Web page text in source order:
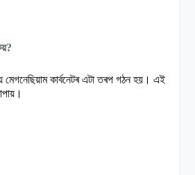
?
মেগনেছিয়াম কাৰ্বনেটৰ এটা তৰপ গঠন হয়। এই